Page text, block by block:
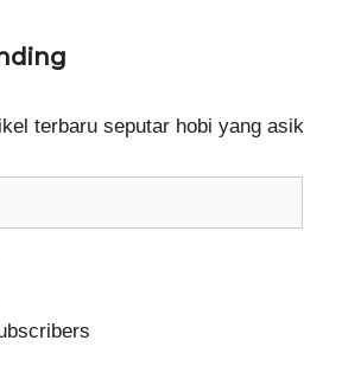
terbaru seputar hobi yang asik